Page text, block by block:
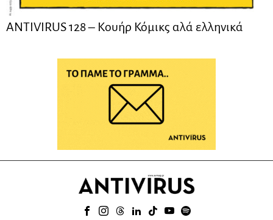
ANTIVIRUS 128 – Kουήρ Κόμικς αλά ελληνικά